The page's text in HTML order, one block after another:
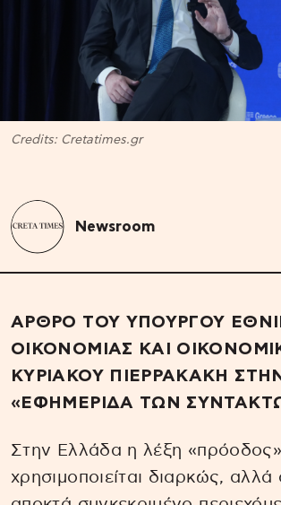
Credits: Cretatimes.gr
Newsroom
ΑΡΘΡΟ ΤΟΥ ΥΠΟΥΡΓΟΥ
ΟΙΚΟΝΟΜΙΑΣ ΚΑΙ
ΚΥΡΙΑΚΟΥ ΠΙΕΡΡΑΚΑΚΗ ΣΤΗΝ
«ΕΦΗΜΕΡΙΔΑ ΤΩΝ
Στην Ελλάδα η λέξη «πρόοδος»
χρησιμοποιείται διαρκώς, αλλά